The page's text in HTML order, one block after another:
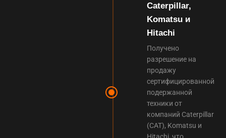
Caterpillar,
Komatsu и
Hitachi
Получено
разрешение на
продажу
сертифицированной
подержанной
техники от
компаний Caterpillar
(CAT), Komatsu и
Hitachi, что